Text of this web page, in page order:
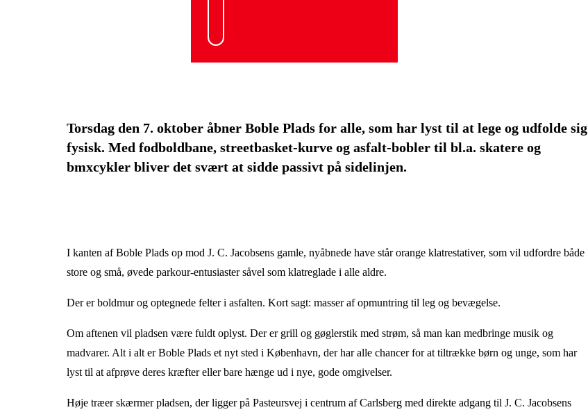
Torsdag den 7. oktober åbner Boble Plads for alle, som har lyst til at lege og udfolde sig
fysisk. Med fodboldbane, streetbasket-kurve og asfalt-bobler til bl.a. skatere og
bmxcykler bliver det svært at sidde passivt på sidelinjen.
I kanten af Boble Plads op mod J. C. Jacobsens gamle, nyåbnede have står orange klatrestativer, som vil udfordre både
store og små, øvede parkour-entusiaster såvel som klatreglade i alle aldre.
Der er boldmur og optegnede felter i asfalten. Kort sagt: masser af opmuntring til leg og bevægelse.
Om aftenen vil pladsen være fuldt oplyst. Der er grill og gøglerstik med strøm, så man kan medbringe musik og
madvarer. Alt i alt er Boble Plads et nyt sted i København, der har alle chancer for at tiltrække børn og unge, som har
lyst til at afprøve deres kræfter eller bare hænge ud i nye, gode omgivelser.
Høje træer skærmer pladsen, der ligger på Pasteursvej i centrum af Carlsberg med direkte adgang til J. C. Jacobsens